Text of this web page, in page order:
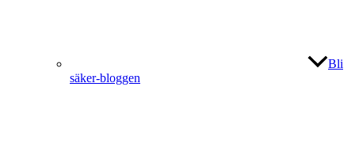
Bli
säker-bloggen